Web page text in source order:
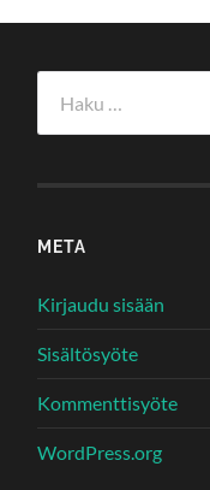
META
Kirjaudu sisään
Sisältösyöte
Kommenttisyöte
WordPress.org